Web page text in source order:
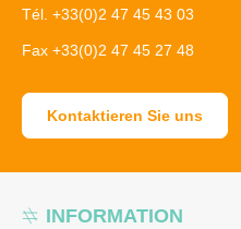
INFORMATION
Tél. +33(0)2 47 45 43 03
Fax +33(0)2 47 45 27 48
Kontaktieren Sie uns